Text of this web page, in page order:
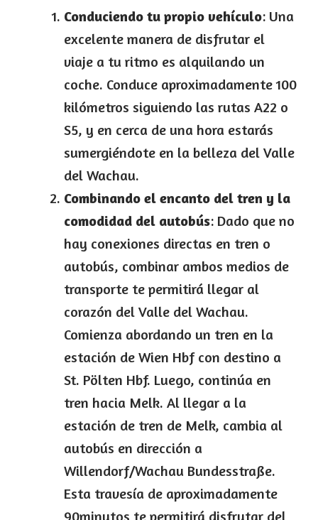
Conduciendo tu propio vehículo: Una
excelente manera de disfrutar el
viaje a tu ritmo es alquilando un
coche. Conduce aproximadamente 100
kilómetros siguiendo las rutas A22 o
S5, y en cerca de una hora estarás
sumergiéndote en la belleza del Valle
del Wachau.
Combinando el encanto del tren y la
comodidad del autobús: Dado que no
hay conexiones directas en tren o
autobús, combinar ambos medios de
transporte te permitirá llegar al
corazón del Valle del Wachau.
Comienza abordando un tren en la
estación de Wien Hbf con destino a
St. Pölten Hbf. Luego, continúa en
tren hacia Melk. Al llegar a la
estación de tren de Melk, cambia al
autobús en dirección a
Willendorf/Wachau Bundesstraße.
Esta travesía de aproximadamente
90minutos te permitirá disfrutar del